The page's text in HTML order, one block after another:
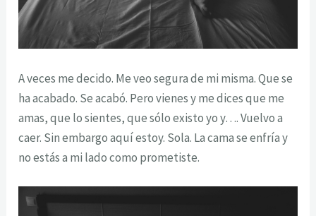
A veces me decido. Me veo segura de mi misma. Que se
ha acabado. Se acabó. Pero vienes y me dices que me
amas, que lo sientes, que sólo existo yo y…. Vuelvo a
caer. Sin embargo aquí estoy. Sola. La cama se enfría y
no estás a mi lado como prometiste.